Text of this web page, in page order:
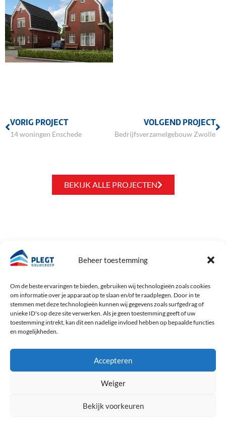
Beheer toestemming
Om de beste ervaringen te bieden, gebruiken wij technologieën zoals cookies
om informatie over je apparaat op te slaan en/of te raadplegen. Door in te
stemmen met deze technologieën kunnen wij gegevens zoals surfgedrag of
unieke ID's op deze site verwerken. Als je geen toestemming geeft of uw
toestemming intrekt, kan dit een nadelige invloed hebben op bepaalde functies
en mogelijkheden.
Accepteren
Weiger
Bekijk voorkeuren
VORIG PROJECT
14 woningen Enschede
VOLGEND PROJECT
Bedrijfsverzamelgebouw Zwolle
BEKIJK ALLE PROJECTEN
GA NAAR
PROJECTEN
OVER ONS
ACTUEEL
VACATURES
CONTACT
verantwoord en betrokken ondernemen
van Plegt Bouwgroep. Dat doen we door
een bijdrage te leveren aan de bestrijding
van armoede.